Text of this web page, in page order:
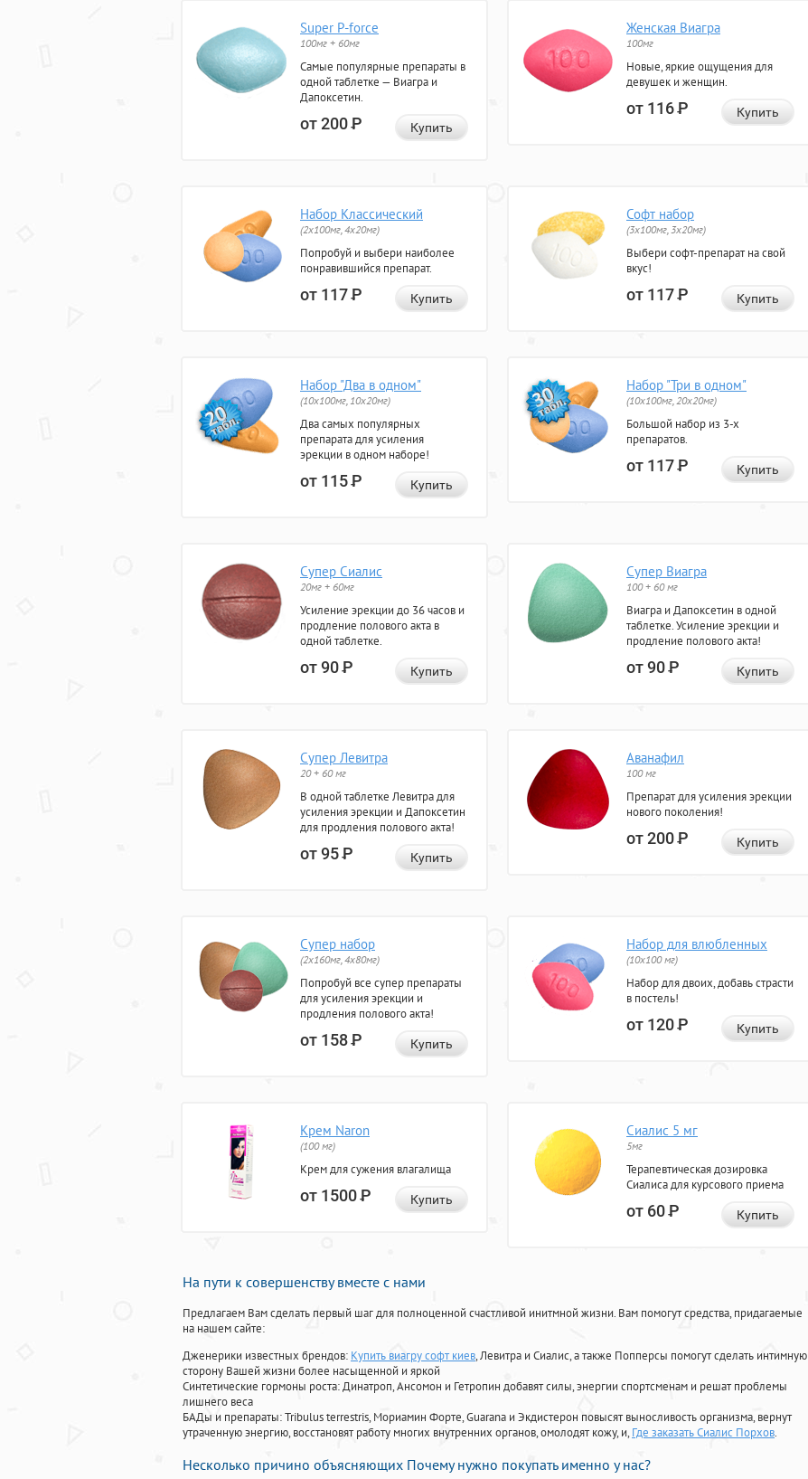
Super P-force
100мг + 60мг
Самые популярные препараты в
одной таблетке — Виагра и
Дапоксетин.
от 200Р Купить
Женская Виагра
100мг
Новые, яркие ощущения для
девушек и женщин.
от 116Р Купить
Набор Классический
(2x100мг, 4x20мг)
Попробуй и выбери наиболее
понравившийся препарат.
от 117Р Купить
Софт набор
(3x100мг, 3x20мг)
Выбери софт-препарат на свой
вкус!
от 117Р Купить
Набор "Два в одном"
(10x100мг, 10x20мг)
Два самых популярных
препарата для усиления
эрекции в одном наборе!
от 115Р Купить
Набор "Три в одном"
(10x100мг, 20x20мг)
Большой набор из 3-х
препаратов.
от 117Р Купить
Супер Сиалис
20мг + 60мг
Усиление эрекции до 36 часов и
продление полового акта в
одной таблетке.
от 90Р Купить
Супер Виагра
100 + 60 мг
Виагра и Дапоксетин в одной
таблетке. Усиление эрекции и
продление полового акта!
от 90Р Купить
Супер Левитра
20 + 60 мг
В одной таблетке Левитра для
усиления эрекции и Дапоксетин
для продления полового акта!
от 95Р Купить
Аванафил
100 мг
Препарат для усиления эрекции
нового поколения!
от 200Р Купить
Супер набор
(2х160мг, 4х80мг)
Попробуй все супер препараты
для усиления эрекции и
продления полового акта!
от 158Р Купить
Набор для влюбленных
(10х100 мг)
Набор для двоих, добавь страсти
в постель!
от 120Р Купить
Крем Naron
(100 мг)
Крем для сужения влагалища
от 1500Р Купить
Сиалис 5 мг
5мг
Терапевтическая дозировка
Сиалиса для курсового приема
от 60Р Купить
На пути к совершенству вместе с нами
Предлагаем Вам сделать первый шаг для полноценной счастливой инитмной жизни. Вам помогут средства, придагаемые
на нашем сайте:
Дженерики известных брендов: Купить виагру софт киев, Левитра и Сиалис, а также Попперсы помогут сделать интимную
сторону Вашей жизни более насыщенной и яркой
Синтетические гормоны роста: Динатроп, Ансомон и Гетропин добавят силы, энергии спортсменам и решат проблемы
лишнего веса
БАДы и препараты:Tribulus terrestris, Мориамин Форте, Guarana и Экдистерон повысят выносливость организма, вернут
утраченную энергию, восстановят работу многих внутренних органов, омолодят кожу, и, Где заказать Сиалис Порхов.
Несколько причино объясняющих Почему нужно покупать именно у нас?